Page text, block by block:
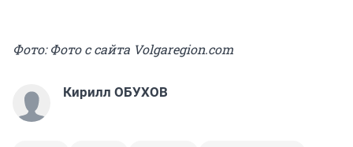
Фото: Фото с сайта Volgaregion.com
Кирилл ОБУХОВ